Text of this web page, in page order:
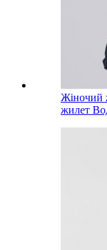
Жіночий
жилет